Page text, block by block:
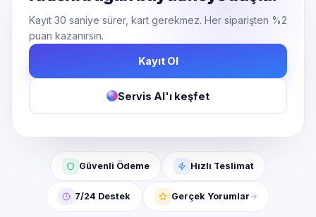
Kayıt 30 saniye sürer, kart gerekmez. Her siparişten %2
puan kazanırsın.
Kayıt Ol
Servis AI'ı keşfet
Güvenli Ödeme Hızlı Teslimat
7/24 Destek Gerçek Yorumlar